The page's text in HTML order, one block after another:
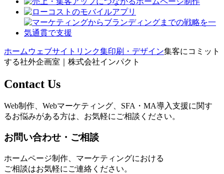
ホーム ウェブサイトリンク集印刷・デザイン集客にコミット
する社外企画室｜株式会社インパクト
Contact Us
Web制作、Webマーケティング、SFA・MA導入支援に関す
るお悩みがある方は、お気軽にご相談ください。
お問い合わせ・ご相談
ホームページ制作、マーケティングにおける
ご相談はお気軽にご連絡ください。